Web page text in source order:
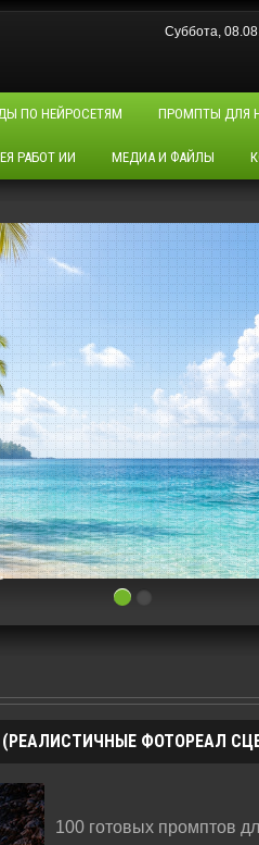
Суббота,
ПО НЕЙРОСЕТЯМ ПРОМПТЫ ДЛЯ
РАБОТ ИИ МЕДИА И ФАЙЛЫ
ФОТОРЕАЛ
100 готовых промптов